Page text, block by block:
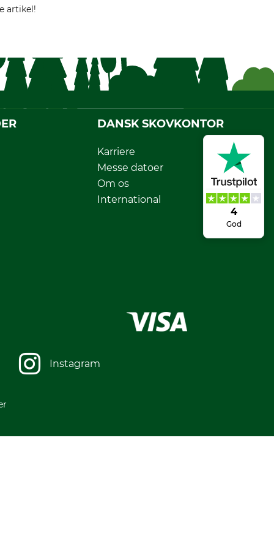
4
God
artikel!
DANSK SKOVKONTOR
Karriere
Messe datoer
Om os
International
Instagram